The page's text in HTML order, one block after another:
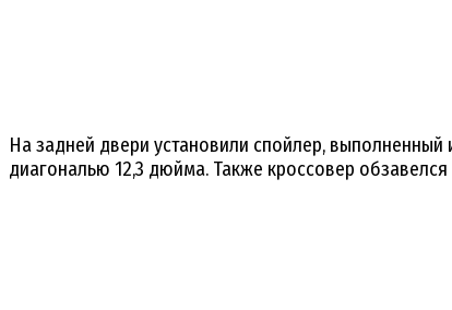
На задней двери установили спойлер,
диагональю 12,3 дюйма. Также кроссовер